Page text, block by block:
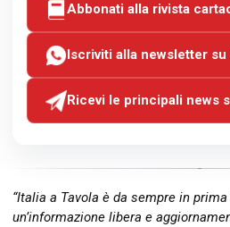
Abbonati alla rivista
Iscriviti alla newsletter su
Ricevi le principali news
“Italia a Tavola è da sempre in
un’informazione libera e